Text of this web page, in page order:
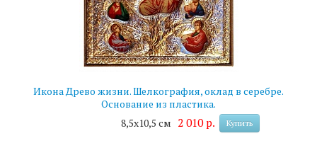
Икона Древо жизни. Шелкография, оклад в серебре.
Основание из пластика.
8,5х10,5 см 2 010 р. Купить